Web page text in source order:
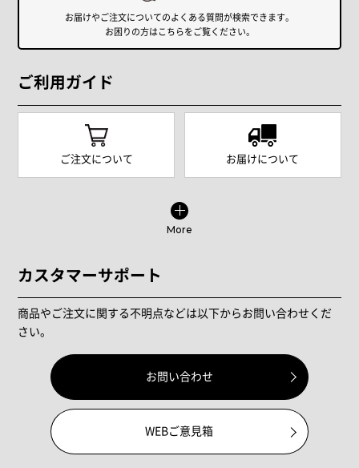
お届けやご注文についてのよくある質問が検索できます。
お困りの方はこちらをご覧ください。
ご利用ガイド
ご注文について お届けについて
More
カスタマーサポート
商品やご注文に関する不明点などは以下からお問い合わせくだ
さい。
お問い合わせ
WEBご意見箱